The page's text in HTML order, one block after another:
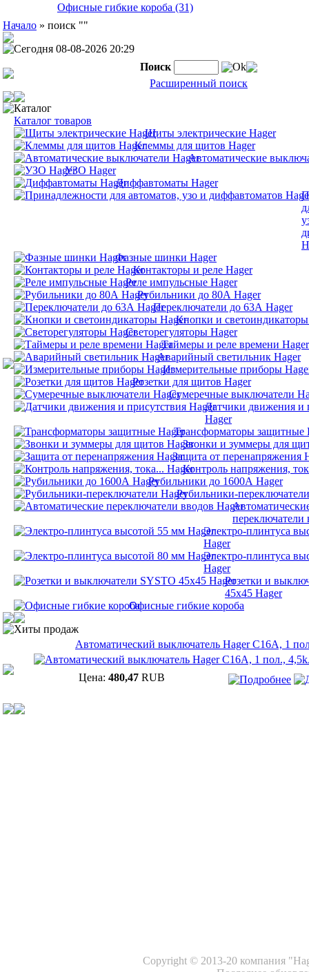
Офисные гибкие короба (31)
Начало » поиск ""
Сегодня 08-08-2026 20:29
Поиск
Ok
Расширенный поиск
Каталог
Каталог товаров
Щиты электрические Hager
Клеммы для щитов Hager
Автоматические
УЗО Hager
Диффавтоматы Hager
Фазные шинки Hager
Контакторы и реле Hager
Реле импульсные Hager
Рубильники до 80А Hager
Переключатели до 63А Hager
Кнопки и
Светорегуляторы Hager
Таймеры и реле времени Hager
Аварийный светильник Hager
Измерительные приборы
Розетки для щитов Hager
Сумеречные выключатели
Датчики движения и
Hager
Трансформаторы защитные
Звонки и зуммеры для
Защита от перенапряжения
Контроль напряжения,
Рубильники до 1600А Hager
Рубильники-
переключатели
Электро-плинтуса
Hager
Электро-плинтуса
Hager
Розетки и
45х45 Hager
Офисные гибкие короба
Хиты продаж
Автоматический выключатель Hager C16A, 1
Цена: 480,47 RUB
Copyright © 2013-20 компания